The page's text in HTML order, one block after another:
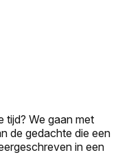
tijd? We gaan met
de gedachte die een
in een